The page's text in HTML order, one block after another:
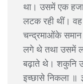
था। उसमें एक
लटक रही थीं।
चन्द्रमाओंके
लगे थे तथा उसमें
बढ़ाते थे। शकुनि
इच्छासे निकला